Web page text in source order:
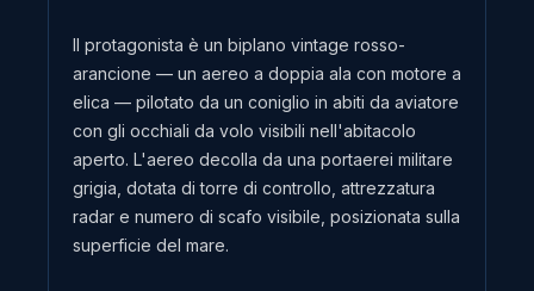
Il protagonista è un biplano vintage rosso-
arancione — un aereo a doppia ala con motore a
elica — pilotato da un coniglio in abiti da aviatore
con gli occhiali da volo visibili nell'abitacolo
aperto. L'aereo decolla da una portaerei militare
grigia, dotata di torre di controllo, attrezzatura
radar e numero di scafo visibile, posizionata sulla
superficie del mare.